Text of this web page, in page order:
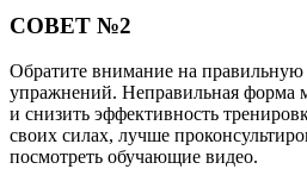
СОВЕТ №2
Обратите внимание на
упражнений. Неправильная форма
и снизить эффективность
своих силах, лучше
посмотреть обучающие видео.